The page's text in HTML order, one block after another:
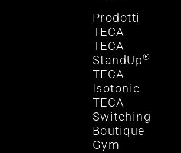
Prodotti
TECA
TECA
StandUp®
TECA
Isotonic
TECA
Switching
Boutique
Gym